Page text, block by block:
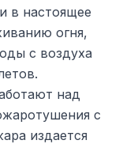
в настоящее
огня,
с воздуха
над
с
издается